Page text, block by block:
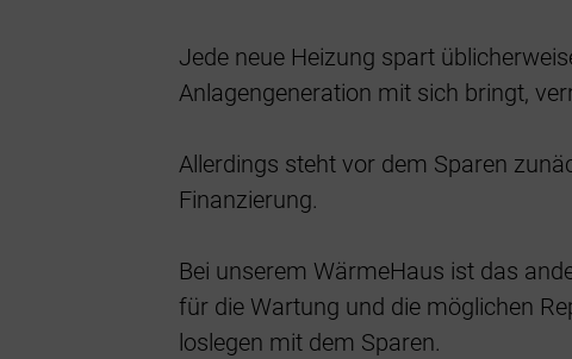
Jede neue Heizung spart
Anlagengeneration mit sich bringt,
Allerdings steht vor dem Sparen
Finanzierung.
Bei unserem WärmeHaus ist das
für die Wartung und die möglichen
loslegen mit dem Sparen.